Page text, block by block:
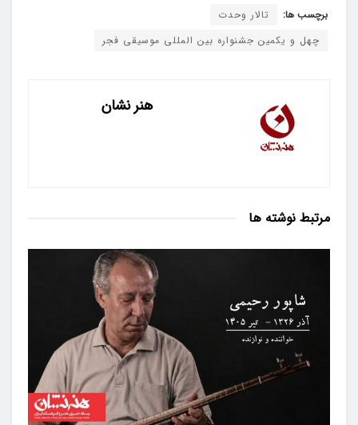
برچسب ها:
تالار وحدت
چهل و یکمین جشنواره بین المللی موسیقی فجر
هنر نشان
مرتبط نوشته ها